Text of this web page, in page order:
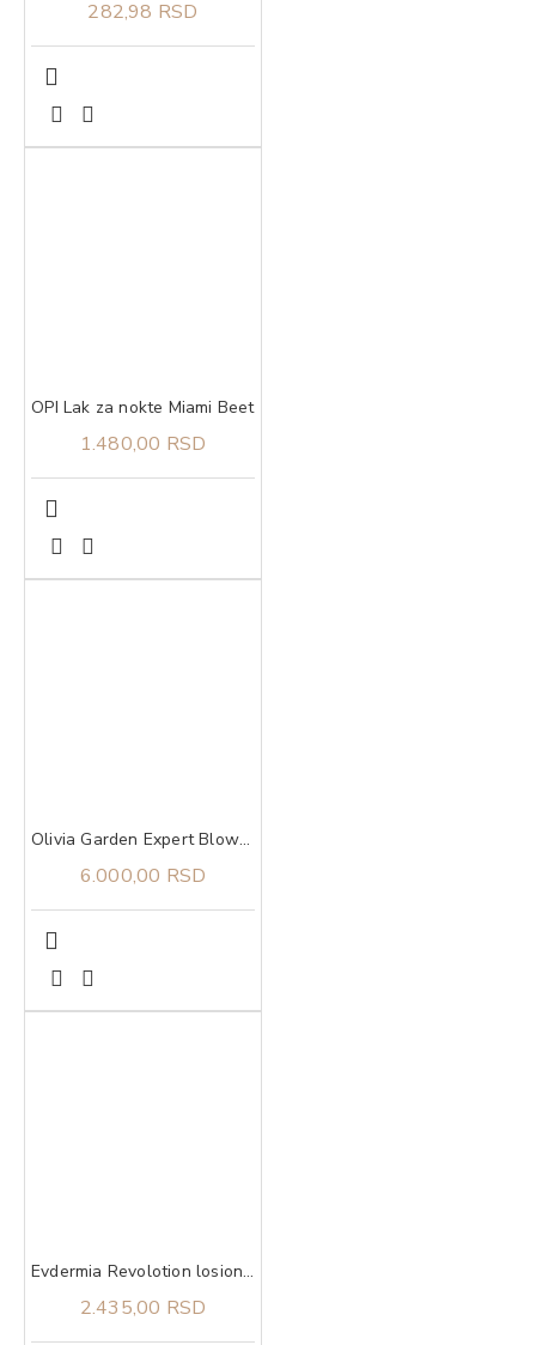
282,98 RSD
OPI Lak za nokte Miami Beet
1.480,00 RSD
Olivia Garden Expert Blowout Shine Wavy Bristles Gold&Brown 80
6.000,00 RSD
Evdermia Revolotion losion za negu vlasišta i kose 60 ml
2.435,00 RSD